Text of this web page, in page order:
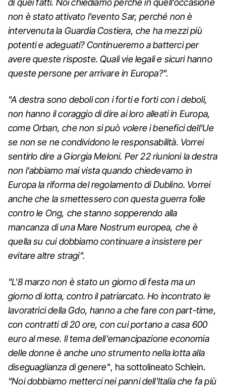
di quei fatti. Noi chiediamo perché in quell'occasione
non è stato attivato l'evento Sar, perché non è
intervenuta la Guardia Costiera, che ha mezzi più
potenti e adeguati? Continueremo a batterci per
avere queste risposte. Quali vie legali e sicuri hanno
queste persone per arrivare in Europa?".
"A destra sono deboli con i forti e forti con i deboli,
non hanno il coraggio di dire ai loro alleati in Europa,
come Orban, che non si può volere i benefici dell'Ue
se non se ne condividono le responsabilità. Vorrei
sentirlo dire a Giorgia Meloni. Per 22 riunioni la destra
non l'abbiamo mai vista quando chiedevamo in
Europa la riforma del regolamento di Dublino. Vorrei
anche che la smettessero con questa guerra folle
contro le Ong, che stanno sopperendo alla
mancanza di una Mare Nostrum europea, che è
quella su cui dobbiamo continuare a insistere per
evitare altre stragi".
"L'8 marzo non è stato un giorno di festa ma un
giorno di lotta, contro il patriarcato. Ho incontrato le
lavoratrici della Gdo, hanno a che fare con part-time,
con contratti di 20 ore, con cui portano a casa 600
euro al mese. Il tema dell'emancipazione economia
delle donne è anche uno strumento nella lotta alla
diseguaglianza di genere", ha sottolineato Schlein.
"Noi dobbiamo metterci nei panni dell'Italia che fa più